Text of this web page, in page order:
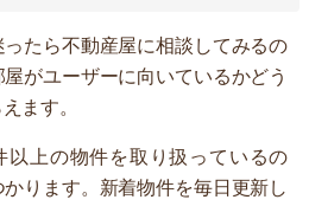
たら不動産屋に相談してみるの
がユーザーに向いているかどう
ます。
以上の物件を取り扱っているの
ります。新着物件を毎日更新し